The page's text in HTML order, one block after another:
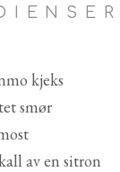
kjeks
smør
av en sitron